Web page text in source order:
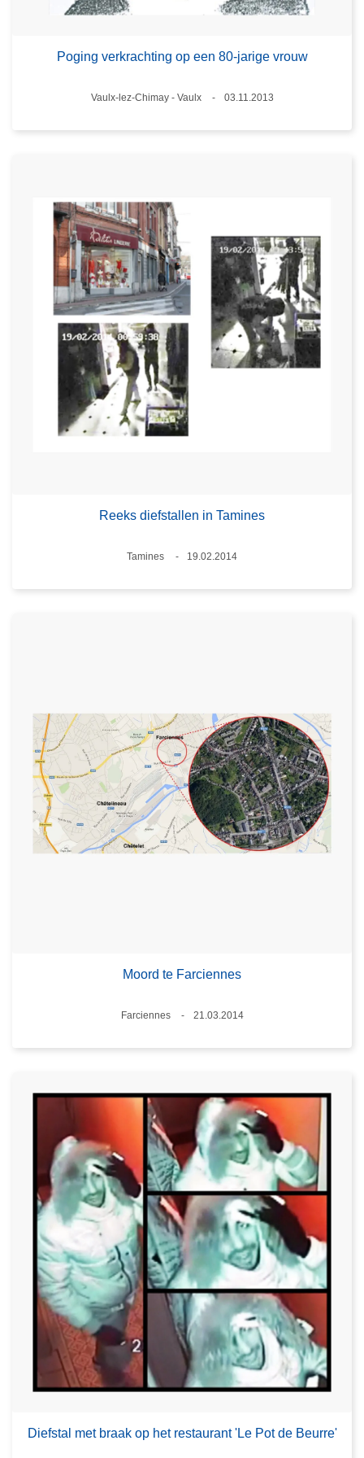
Poging verkrachting op een 80-jarige vrouw
Plaats
Vaulx-lez-Chimay - Vaulx
03.11.2013
Reeks diefstallen in Tamines
Plaats
Tamines
19.02.2014
Moord te Farciennes
Plaats
Farciennes
21.03.2014
Diefstal met braak op het restaurant 'Le Pot de Beurre'